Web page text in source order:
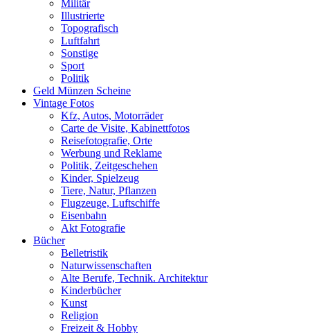
Militär
Illustrierte
Topografisch
Luftfahrt
Sonstige
Sport
Politik
Geld Münzen Scheine
Vintage Fotos
Kfz, Autos, Motorräder
Carte de Visite, Kabinettfotos
Reisefotografie, Orte
Werbung und Reklame
Politik, Zeitgeschehen
Kinder, Spielzeug
Tiere, Natur, Pflanzen
Flugzeuge, Luftschiffe
Eisenbahn
Akt Fotografie
Bücher
Belletristik
Naturwissenschaften
Alte Berufe, Technik. Architektur
Kinderbücher
Kunst
Religion
Freizeit & Hobby